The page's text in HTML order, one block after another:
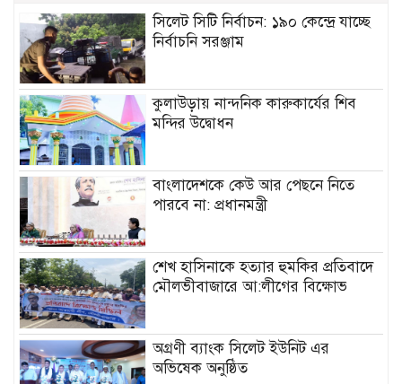
সিলেট সিটি নির্বাচন: ১৯০ কেন্দ্রে যাচ্ছে
নির্বাচনি সরঞ্জাম
কুলাউড়ায় নান্দনিক কারুকার্যের শিব
মন্দির উদ্বোধন
বাংলাদেশকে কেউ আর পেছনে নিতে
পারবে না: প্রধানমন্ত্রী
শেখ হাসিনাকে হত্যার হুমকির প্রতিবাদে
মৌলভীবাজারে আ:লীগের বিক্ষোভ
অগ্রণী ব্যাংক সিলেট ইউনিট এর
অভিষেক অনুষ্ঠিত